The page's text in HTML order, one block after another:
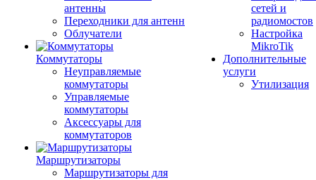
антенны
Переходники для антенн
Облучатели
Коммутаторы
Неуправляемые
коммутаторы
Управляемые
коммутаторы
Аксессуары для
коммутаторов
Маршрутизаторы
Маршрутизаторы для
сетей и
радиомостов
Настройка
MikroTik
Дополнительные
услуги
Утилизация